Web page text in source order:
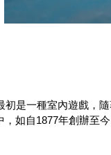
初是一種室內遊戲，
如自1877年創辦至